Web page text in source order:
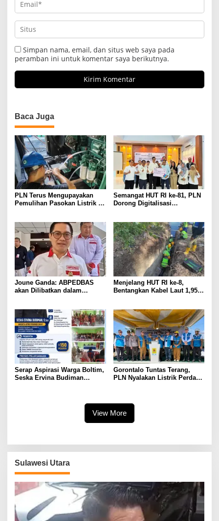
Simpan nama, email, dan situs web saya pada
peramban ini untuk komentar saya berikutnya.
Baca Juga
PLN Terus Mengupayakan
Pemulihan Pasokan Listrik di
Semangat HUT RI ke-81, PLN
Dorong Digitalisasi
Joune Ganda: ABPEDBAS
akan Dilibatkan dalam
Menjelang HUT RI ke-8,
Bentangkan Kabel Laut 1,95
Tuntaskan 100 Persen Rasio
Desa Berlistrik Provinsi
Gorontalo
Serap Aspirasi Warga Boltim,
Seska Ervina Budiman
Gorontalo Tuntas Terang,
PLN Nyalakan Listrik Perdana
View More
Sulawesi Utara